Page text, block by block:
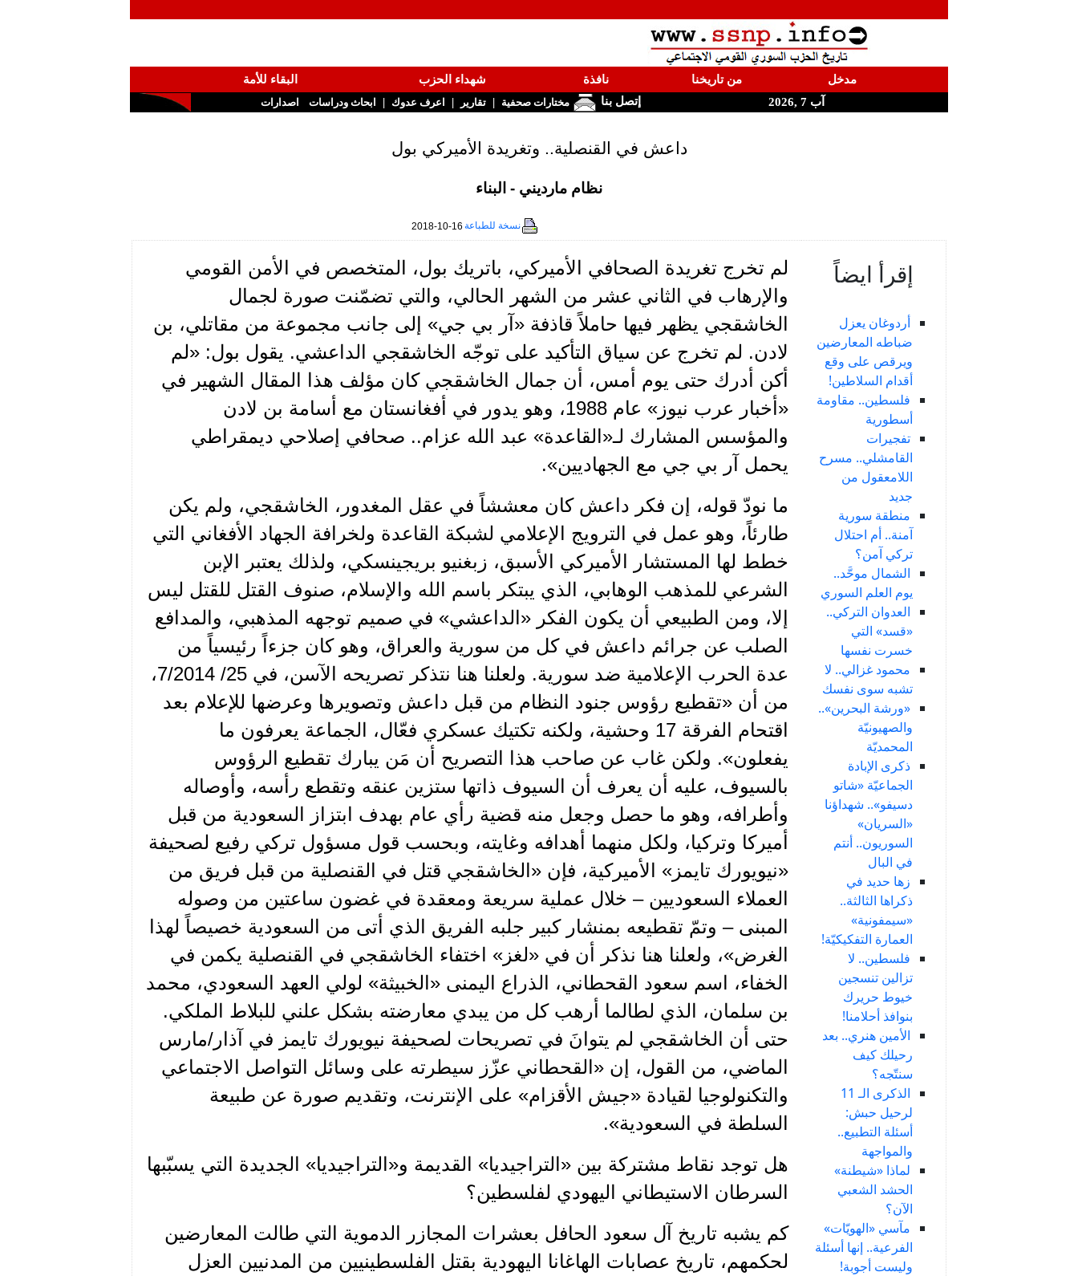
مدخل من تاريخنا نافذة شهداء الحزب
البقاء للأمة
آب 7 ,2026
إتصل بنا مختارات صحفية | تقارير | اعرف عدوك | ابحاث ودراسات اصدارات
داعش في القنصلية.. وتغريدة الأميركي بول
نظام مارديني - البناء
نسخة للطباعة 2018-10-16
إقرأ ايضاً
أردوغان يعزل
ضباطه المعارضين
ويرقص على وقع
أقدام السلاطين!
فلسطين.. مقاومة
أسطورية
تفجيرات
القامشلي.. مسرح
اللامعقول من
جديد
منطقة سورية
آمنة.. أم احتلال
تركي آمن؟
الشمال موحَّد..
يوم العلم السوري
العدوان التركي..
«قسد» التي
خسرت نفسها
محمود غزالي.. لا
تشبه سوى نفسك
«ورشة البحرين»..
والصهيونيّة
المحمديّة
ذكرى الإبادة
الجماعيّة «شاتو
دسيفو».. شهداؤنا
«السريان»
السوريون.. أنتم
في البال
زها حديد في
ذكراها الثالثة..
«سيمفونية»
العمارة التفكيكيّة!
فلسطين.. لا
تزالين تنسجين
خيوط حريرك
بنوافذ أحلامنا!
الأمين هنري.. بعد
رحيلك كيف
سنتّجه؟
الذكرى الـ 11
لرحيل حبش:
أسئلة التطبيع..
والمواجهة
لماذا «شيطنة»
الحشد الشعبي
الآن؟
مآسي «الهويّات»
الفرعية.. إنها أسئلة
وليست أجوبة!
لم تخرج تغريدة الصحافي الأميركي، باتريك بول، المتخصص في الأمن القومي
والإرهاب في الثاني عشر من الشهر الحالي، والتي تضمّنت صورة لجمال
الخاشقجي يظهر فيها حاملاً قاذفة «آر بي جي» إلى جانب مجموعة من مقاتلي، بن
لادن. لم تخرج عن سياق التأكيد على توجّه الخاشقجي الداعشي. يقول بول: «لم
أكن أدرك حتى يوم أمس، أن جمال الخاشقجي كان مؤلف هذا المقال الشهير في
«أخبار عرب نيوز» عام 1988، وهو يدور في أفغانستان مع أسامة بن لادن
والمؤسس المشارك لـ«القاعدة» عبد الله عزام.. صحافي إصلاحي ديمقراطي
يحمل آر بي جي مع الجهاديين».
ما نودّ قوله، إن فكر داعش كان معششاً في عقل المغدور، الخاشقجي، ولم يكن
طارئاً، وهو عمل في الترويج الإعلامي لشبكة القاعدة ولخرافة الجهاد الأفغاني التي
خطط لها المستشار الأميركي الأسبق، زبغنيو بريجينسكي، ولذلك يعتبر الإبن
الشرعي للمذهب الوهابي، الذي يبتكر باسم الله والإسلام، صنوف القتل للقتل ليس
إلا، ومن الطبيعي أن يكون الفكر «الداعشي» في صميم توجهه المذهبي، والمدافع
الصلب عن جرائم داعش في كل من سورية والعراق، وهو كان جزءاً رئيسياً من
عدة الحرب الإعلامية ضد سورية. ولعلنا هنا نتذكر تصريحه الآسن، في 25/ 7/2014،
من أن «تقطيع رؤوس جنود النظام من قبل داعش وتصويرها وعرضها للإعلام بعد
اقتحام الفرقة 17 وحشية، ولكنه تكتيك عسكري فعّال، الجماعة يعرفون ما
يفعلون». ولكن غاب عن صاحب هذا التصريح أن مَن يبارك تقطيع الرؤوس
بالسيوف، عليه أن يعرف أن السيوف ذاتها ستزين عنقه وتقطع رأسه، وأوصاله
وأطرافه، وهو ما حصل وجعل منه قضية رأي عام بهدف ابتزاز السعودية من قبل
أميركا وتركيا، ولكل منهما أهدافه وغايته، وبحسب قول مسؤول تركي رفيع لصحيفة
«نيويورك تايمز» الأميركية، فإن «الخاشقجي قتل في القنصلية من قبل فريق من
العملاء السعوديين – خلال عملية سريعة ومعقدة في غضون ساعتين من وصوله
المبنى – وتمّ تقطيعه بمنشار كبير جلبه الفريق الذي أتى من السعودية خصيصاً لهذا
الغرض»، ولعلنا هنا نذكر أن في «لغز» اختفاء الخاشقجي في القنصلية يكمن في
الخفاء، اسم سعود القحطاني، الذراع اليمنى «الخبيثة» لولي العهد السعودي، محمد
بن سلمان، الذي لطالما أرهب كل من يبدي معارضته بشكل علني للبلاط الملكي.
حتى أن الخاشقجي لم يتوانَ في تصريحات لصحيفة نيويورك تايمز في آذار/مارس
الماضي، من القول، إن «القحطاني عزّز سيطرته على وسائل التواصل الاجتماعي
والتكنولوجيا لقيادة «جيش الأقزام» على الإنترنت، وتقديم صورة عن طبيعة
السلطة في السعودية».
هل توجد نقاط مشتركة بين «التراجيديا» القديمة و«التراجيديا» الجديدة التي يسبّبها
السرطان الاستيطاني اليهودي لفلسطين؟
كم يشبه تاريخ آل سعود الحافل بعشرات المجازر الدموية التي طالت المعارضين
لحكمهم، تاريخ عصابات الهاغانا اليهودية بقتل الفلسطينيين من المدنيين العزل